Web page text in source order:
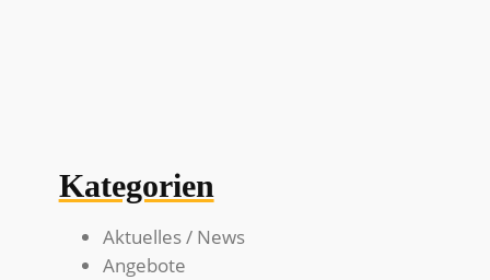
Kategorien
Aktuelles / News
Angebote